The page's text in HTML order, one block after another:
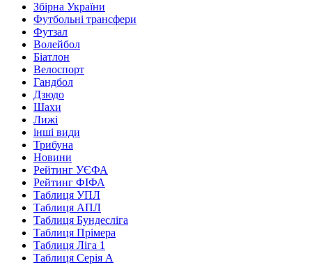
Збірна України
Футбольні трансфери
Футзал
Волейбол
Біатлон
Велоспорт
Гандбол
Дзюдо
Шахи
Лижі
інші види
Трибуна
Новини
Рейтинг УЄФА
Рейтинг ФІФА
Таблиця УПЛ
Таблиця АПЛ
Таблиця Бундесліга
Таблиця Прімера
Таблиця Ліга 1
Таблиця Серія А